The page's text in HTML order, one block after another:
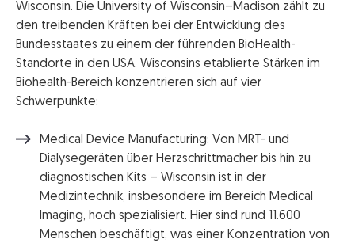
Wisconsin. Die University of Wisconsin–Madison zählt zu
den treibenden Kräften bei der Entwicklung des
Bundesstaates zu einem der führenden BioHealth-
Standorte in den USA. Wisconsins etablierte Stärken im
Biohealth-Bereich konzentrieren sich auf vier
Schwerpunkte:
Medical Device Manufacturing: Von MRT- und
Dialysegeräten über Herzschrittmacher bis hin zu
diagnostischen Kits – Wisconsin ist in der
Medizintechnik, insbesondere im Bereich Medical
Imaging, hoch spezialisiert. Hier sind rund 11.600
Menschen beschäftigt, was einer Konzentration von